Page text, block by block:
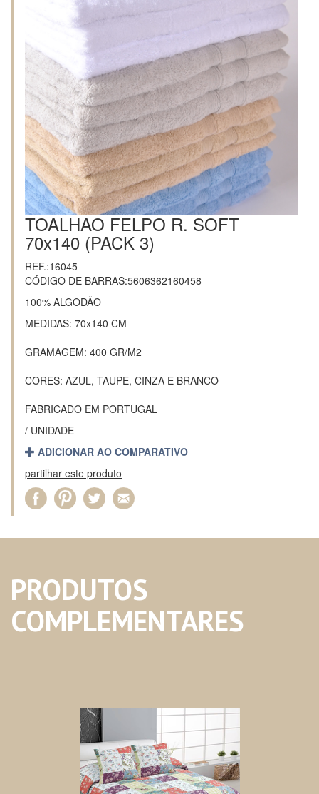
TOALHAO FELPO R. SOFT
70x140 (PACK 3)
REF.:16045
CÓDIGO DE BARRAS:5606362160458
100% ALGODÃO
MEDIDAS: 70x140 CM
GRAMAGEM: 400 GR/M2
CORES: AZUL, TAUPE, CINZA E BRANCO
FABRICADO EM PORTUGAL
/ UNIDADE
ADICIONAR AO COMPARATIVO
partilhar este produto
PRODUTOS
COMPLEMENTARES